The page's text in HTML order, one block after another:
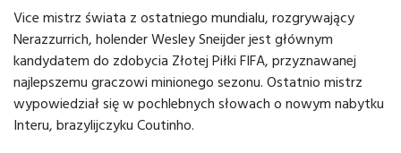
Vice mistrz świata z ostatniego mundialu, rozgrywający
Nerazzurrich, holender Wesley Sneijder jest głównym
kandydatem do zdobycia Złotej Piłki FIFA, przyznawanej
najlepszemu graczowi minionego sezonu. Ostatnio mistrz
wypowiedział się w pochlebnych słowach o nowym nabytku
Interu, brazylijczyku Coutinho.